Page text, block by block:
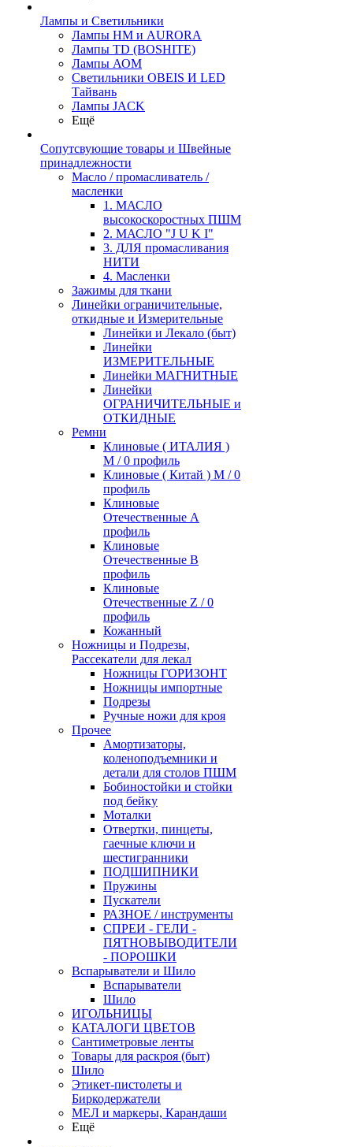
Лампы и Светильники
Лампы HM и AURORA
Лампы TD (BOSHITE)
Лампы АОМ
Светильники OBEIS И LED
Тайвань
Лампы JACK
Ещё
Сопутсвующие товары и Швейные
принадлежности
Масло / промасливатель /
масленки
1. МАСЛО
высокоскоростных ПШМ
2. МАСЛО "J U K I"
3. ДЛЯ промасливания
НИТИ
4. Масленки
Зажимы для ткани
Линейки ограничительные,
откидные и Измерительные
Линейки и Лекало (быт)
Линейки
ИЗМЕРИТЕЛЬНЫЕ
Линейки МАГНИТНЫЕ
Линейки
ОГРАНИЧИТЕЛЬНЫЕ и
ОТКИДНЫЕ
Ремни
Клиновые ( ИТАЛИЯ )
М / 0 профиль
Клиновые ( Китай ) М / 0
профиль
Клиновые
Отечественные А
профиль
Клиновые
Отечественные В
профиль
Клиновые
Отечественные Z / 0
профиль
Кожанный
Ножницы и Подрезы,
Рассекатели для лекал
Ножницы ГОРИЗОНТ
Ножницы импортные
Подрезы
Ручные ножи для кроя
Прочее
Амортизаторы,
коленоподъемники и
детали для столов ПШМ
Бобиностойки и стойки
под бейку
Моталки
Отвертки, пинцеты,
гаечные ключи и
шестигранники
ПОДШИПНИКИ
Пружины
Пускатели
РАЗНОЕ / инструменты
СПРЕИ - ГЕЛИ -
ПЯТНОВЫВОДИТЕЛИ
- ПОРОШКИ
Вспарыватели и Шило
Вспарыватели
Шило
ИГОЛЬНИЦЫ
КАТАЛОГИ ЦВЕТОВ
Сантиметровые ленты
Товары для раскроя (быт)
Шило
Этикет-пистолеты и
Биркодержатели
МЕЛ и маркеры, Карандаши
Ещё